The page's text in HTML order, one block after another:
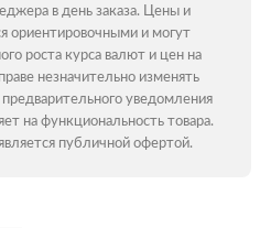
в день заказа. Цены и
ориентировочными и могут
роста курса валют и цен на
незначительно изменять
уведомления
на функциональность товара.
публичной офертой.